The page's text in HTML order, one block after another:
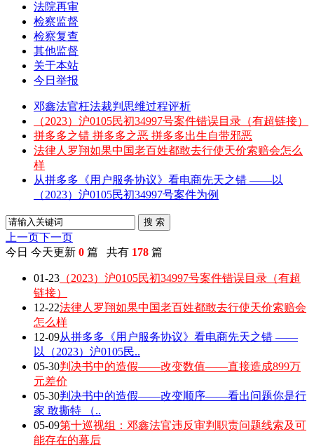
法院再审
检察监督
检察复查
其他监督
关于本站
今日举报
邓鑫法官枉法裁判思维过程评析
（2023）沪0105民初34997号案件错误目录（有超链接）
拼多多之错 拼多多之恶 拼多多出生自带邪恶
法律人罗翔如果中国老百姓都敢去行使天价索赔会怎么
样
从拼多多《用户服务协议》看电商先天之错 ——以
（2023）沪0105民初34997号案件为例
搜 索
上一页下一页
今日 今天更新 0 篇 共有 178 篇
01-23 （2023）沪0105民初34997号案件错误目录（有超
链接）
12-22法律人罗翔如果中国老百姓都敢去行使天价索赔会
怎么样
12-09从拼多多《用户服务协议》看电商先天之错 ——
以（2023）沪0105民..
05-30判决书中的造假——改变数值——直接造成899万
元差价
05-30判决书中的造假——改变顺序——看出问题你是行
家 敢撕特 （..
05-09第十巡视组：邓鑫法官违反审判职责问题线索及可
能存在的幕后